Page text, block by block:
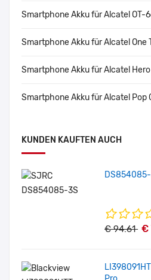
Smartphone Akku für Alcatel OT-
Smartphone Akku für Alcatel One
Smartphone Akku für Alcatel
Smartphone Akku für Alcatel Pop
KUNDEN KAUFTEN AUCH
DS854085-
€ 94.61 €